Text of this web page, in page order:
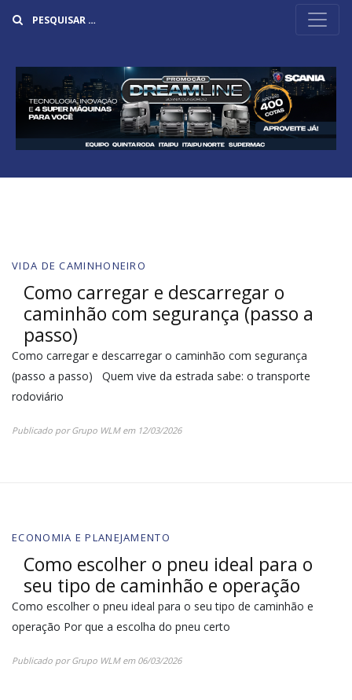
VIDA DE CAMINHONEIRO
Como carregar e descarregar o
caminhão com segurança (passo a
passo)
Como carregar e descarregar o caminhão com segurança
(passo a passo) Quem vive da estrada sabe: o transporte
rodoviário
Publicado porGrupo WLMem 12/03/2026
ECONOMIA E PLANEJAMENTO
Como escolher o pneu ideal para o
seu tipo de caminhão e operação
Como escolher o pneu ideal para o seu tipo de caminhão e
operação Por que a escolha do pneu certo
Publicado porGrupo WLMem 06/03/2026